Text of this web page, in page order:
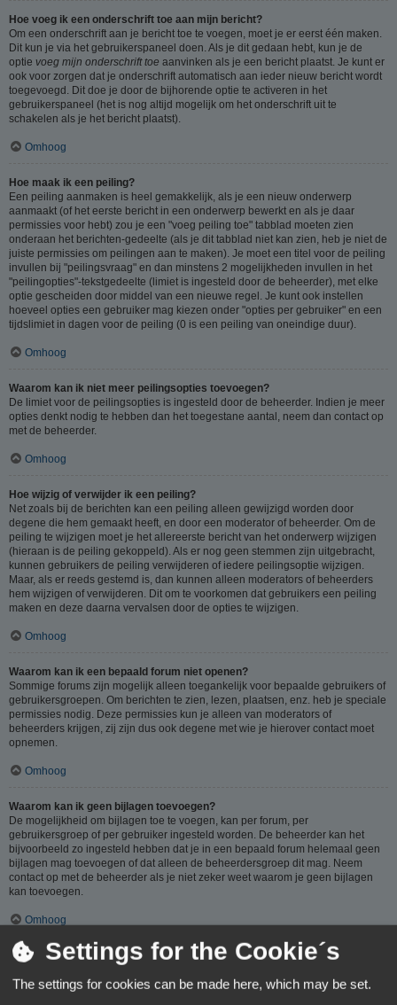
Hoe voeg ik een onderschrift toe aan mijn bericht?
Om een onderschrift aan je bericht toe te voegen, moet je er eerst één maken.
Dit kun je via het gebruikerspaneel doen. Als je dit gedaan hebt, kun je de
optie voeg mijn onderschrift toe aanvinken als je een bericht plaatst. Je kunt er
ook voor zorgen dat je onderschrift automatisch aan ieder nieuw bericht wordt
toegevoegd. Dit doe je door de bijhorende optie te activeren in het
gebruikerspaneel (het is nog altijd mogelijk om het onderschrift uit te
schakelen als je het bericht plaatst).
Omhoog
Hoe maak ik een peiling?
Een peiling aanmaken is heel gemakkelijk, als je een nieuw onderwerp
aanmaakt (of het eerste bericht in een onderwerp bewerkt en als je daar
permissies voor hebt) zou je een "voeg peiling toe" tabblad moeten zien
onderaan het berichten-gedeelte (als je dit tabblad niet kan zien, heb je niet de
juiste permissies om peilingen aan te maken). Je moet een titel voor de peiling
invullen bij "peilingsvraag" en dan minstens 2 mogelijkheden invullen in het
"peilingopties"-tekstgedeelte (limiet is ingesteld door de beheerder), met elke
optie gescheiden door middel van een nieuwe regel. Je kunt ook instellen
hoeveel opties een gebruiker mag kiezen onder "opties per gebruiker" en een
tijdslimiet in dagen voor de peiling (0 is een peiling van oneindige duur).
Omhoog
Waarom kan ik niet meer peilingsopties toevoegen?
De limiet voor de peilingsopties is ingesteld door de beheerder. Indien je meer
opties denkt nodig te hebben dan het toegestane aantal, neem dan contact op
met de beheerder.
Omhoog
Hoe wijzig of verwijder ik een peiling?
Net zoals bij de berichten kan een peiling alleen gewijzigd worden door
degene die hem gemaakt heeft, en door een moderator of beheerder. Om de
peiling te wijzigen moet je het allereerste bericht van het onderwerp wijzigen
(hieraan is de peiling gekoppeld). Als er nog geen stemmen zijn uitgebracht,
kunnen gebruikers de peiling verwijderen of iedere peilingsoptie wijzigen.
Maar, als er reeds gestemd is, dan kunnen alleen moderators of beheerders
hem wijzigen of verwijderen. Dit om te voorkomen dat gebruikers een peiling
maken en deze daarna vervalsen door de opties te wijzigen.
Omhoog
Waarom kan ik een bepaald forum niet openen?
Sommige forums zijn mogelijk alleen toegankelijk voor bepaalde gebruikers of
gebruikersgroepen. Om berichten te zien, lezen, plaatsen, enz. heb je speciale
permissies nodig. Deze permissies kun je alleen van moderators of
beheerders krijgen, zij zijn dus ook degene met wie je hierover contact moet
opnemen.
Omhoog
Waarom kan ik geen bijlagen toevoegen?
De mogelijkheid om bijlagen toe te voegen, kan per forum, per
gebruikersgroep of per gebruiker ingesteld worden. De beheerder kan het
bijvoorbeeld zo ingesteld hebben dat je in een bepaald forum helemaal geen
bijlagen mag toevoegen of dat alleen de beheerdersgroep dit mag. Neem
contact op met de beheerder als je niet zeker weet waarom je geen bijlagen
kan toevoegen.
Omhoog
Waarom ontving ik een waarschuwing?
Op ieder forum gelden specifieke regels, als je één van deze regels (volgens
de beheerder) overtreedt, kun je een waarschuwing ontvangen. Het sturen van
Settings for the Cookie´s
The settings for cookies can be made here, which may be set.